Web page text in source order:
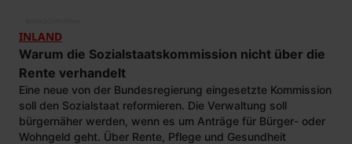
INLAND
Warum die Sozialstaatskommission nicht über die
Rente verhandelt
Eine neue von der Bundesregierung eingesetzte Kommission
soll den Sozialstaat reformieren. Die Verwaltung soll
bürgernäher werden, wenn es um Anträge für Bürger- oder
Wohngeld geht. Über Rente, Pflege und Gesundheit